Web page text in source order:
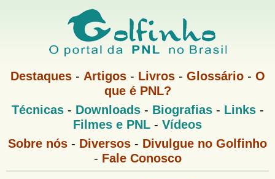
Pular
para
o
principal
G
f
i
M
u
Destaques- Artigos- Livros- Glossário- O
que é PNL?
M
e
P
Técnicas- Downloads- Biografias- Links-
Filmes e PNL - Vídeos
G
Sobre nós - Diversos - Divulgue no Golfinho
- Fale Conosco